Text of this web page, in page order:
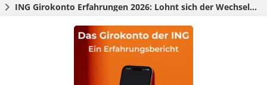
ING Girokonto Erfahrungen 2026: Lohnt sich der Wechsel wirklich?